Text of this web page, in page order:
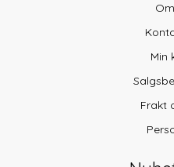
Min
Frakt